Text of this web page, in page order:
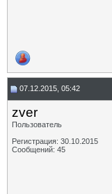
07.12.2015, 05:42
zver
Пользователь
Регистрация: 30.10.2015
Сообщений: 45